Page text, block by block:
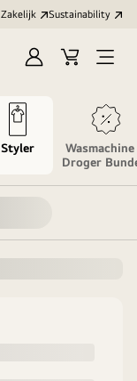
Zakelijk Sustainability
Aanmelden Open
Styler
Wasmachine
Droger